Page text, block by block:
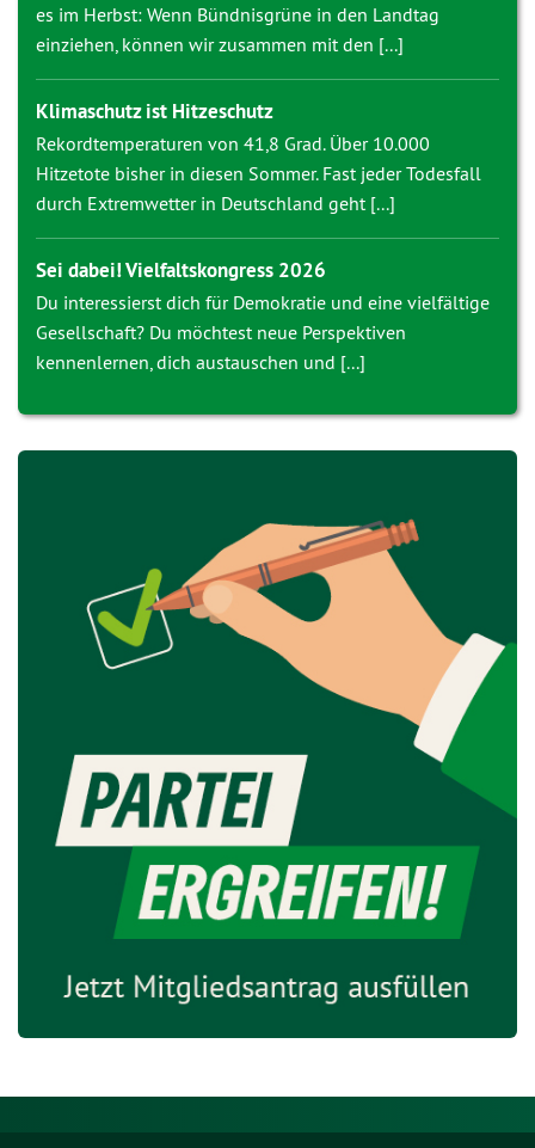
es im Herbst: Wenn Bündnisgrüne in den Landtag
einziehen, können wir zusammen mit den [...]
Klimaschutz ist Hitzeschutz
Rekordtemperaturen von 41,8 Grad. Über 10.000
Hitzetote bisher in diesen Sommer. Fast jeder Todesfall
durch Extremwetter in Deutschland geht [...]
Sei dabei! Vielfaltskongress 2026
Du interessierst dich für Demokratie und eine vielfältige
Gesellschaft? Du möchtest neue Perspektiven
kennenlernen, dich austauschen und [...]